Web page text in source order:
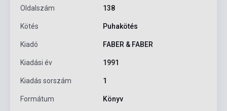
Oldalszám 138
Kötés Puhakötés
Kiadó FABER & FABER
Kiadási év 1991
Kiadás sorszám 1
Formátum Könyv